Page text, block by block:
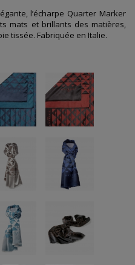
l’écharpe Quarter Marker
mats et brillants des matières,
tissée. Fabriquée en Italie.